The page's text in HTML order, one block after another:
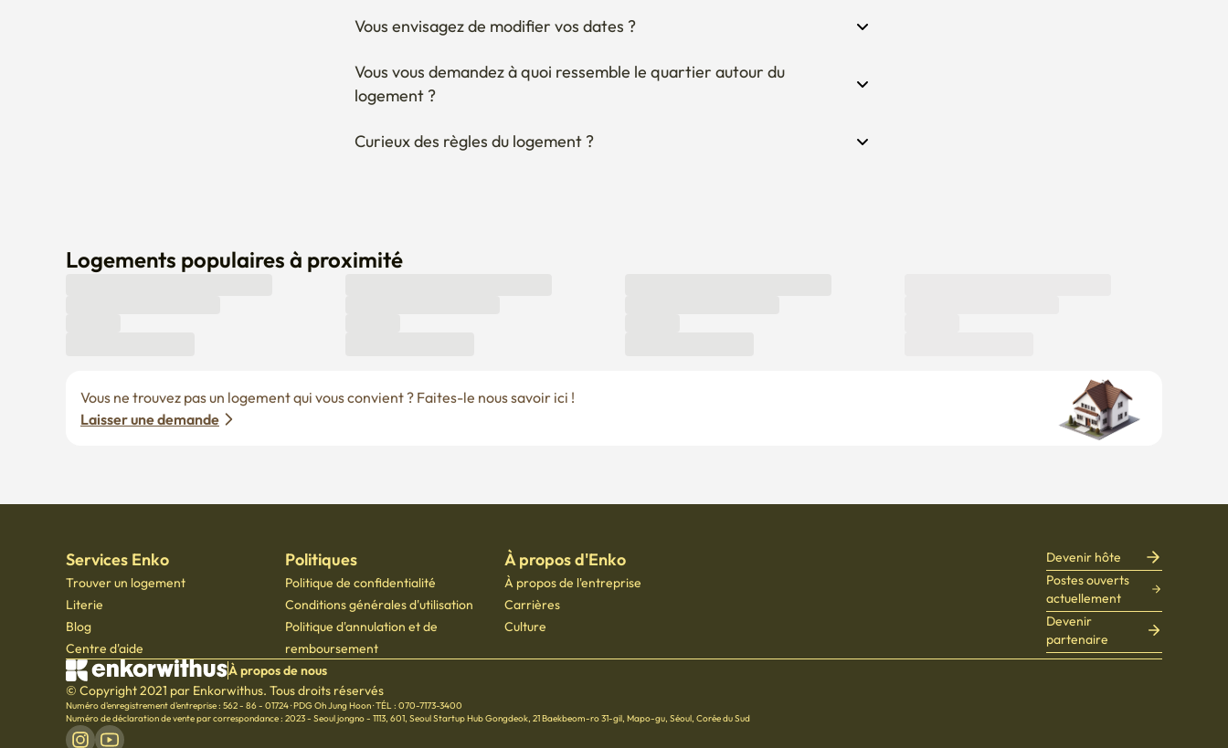
Vous vous demandez à quoi ressemble le quartier autour du
Curieux des règles du logement ?
Literie
Blog
Centre d'aide
Conditions générales d'utilisation
Politique d'annulation et de
remboursement
À propos de l'entreprise
Carrières
Culture
actuellement
Devenir
partenaire
À propos de nous
© Copyright 2021 par Enkorwithus. Tous droits réservés
Numéro d'enregistrement d'entreprise : 562 - 86 - 01724·PDG Oh Jung Hoon
Numéro de déclaration de vente par correspondance : 2023 - Seoul jongno - 1113